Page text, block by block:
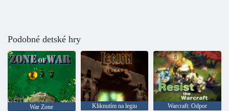
Podobné detské hry
War Zone Kliknutím na legiu Warcraft: Odpor